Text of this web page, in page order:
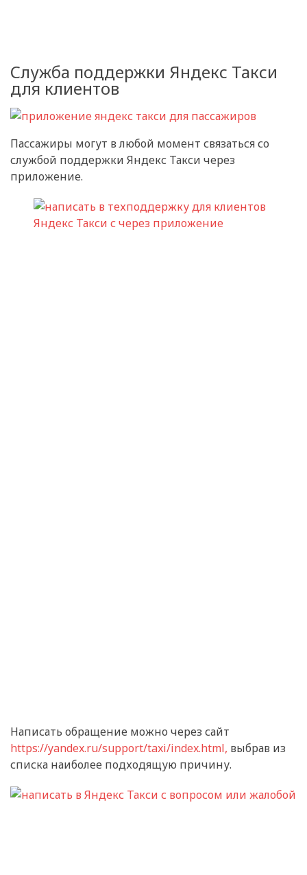
Служба поддержки Яндекс Такси
для клиентов
Пассажиры могут в любой момент связаться со
службой поддержки Яндекс Такси через
приложение.
Написать обращение можно через сайт
https://yandex.ru/support/taxi/index.html, выбрав из
списка наиболее подходящую причину.